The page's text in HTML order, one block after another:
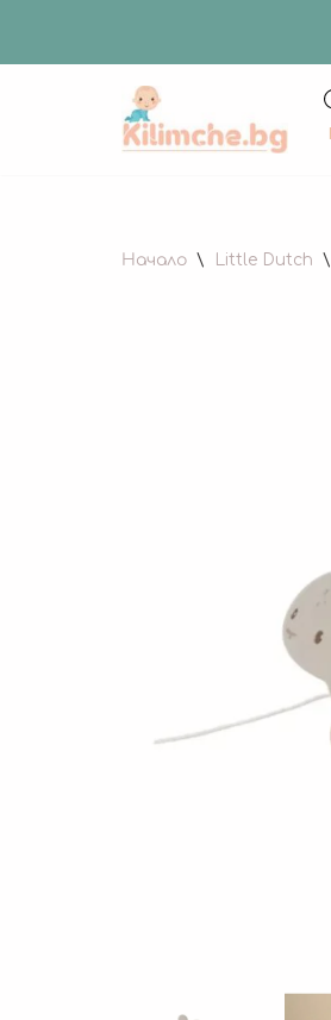
Продължете
Начало \ Little Dutch \